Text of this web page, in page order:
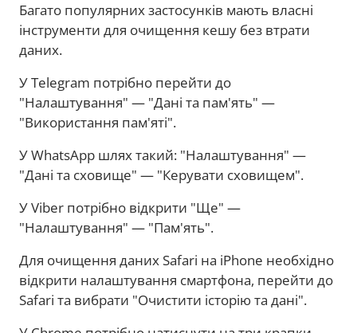
Багато популярних застосунків мають власні
інструменти для очищення кешу без втрати
даних.
У Telegram потрібно перейти до
"Налаштування" — "Дані та пам'ять" —
"Використання пам'яті".
У WhatsApp шлях такий: "Налаштування" —
"Дані та сховище" — "Керувати сховищем".
У Viber потрібно відкрити "Ще" —
"Налаштування" — "Пам'ять".
Для очищення даних Safari на iPhone необхідно
відкрити налаштування смартфона, перейти до
Safari та вибрати "Очистити історію та дані".